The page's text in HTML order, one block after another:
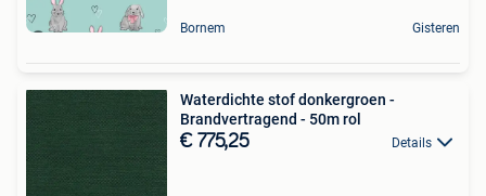
Bornem Gisteren
Waterdichte stof donkergroen -
Brandvertragend - 50m rol
€ 775,25 Details